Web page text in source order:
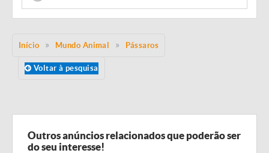
Início Mundo Animal Pássaros
Voltar à pesquisa
Outros anúncios relacionados que poderão ser
do seu interesse!